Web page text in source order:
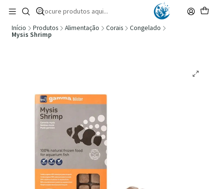
🚚 Portugal Continental: Portes Grátis desde 149,90€ (Envio extresso: 14,90€)
Ler mais
Início Produtos Alimentação Corais
Congelado
Mysis Shrimp